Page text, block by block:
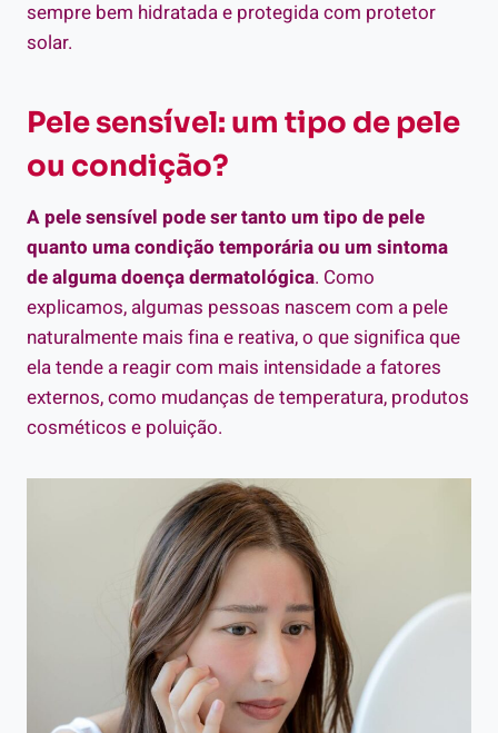
sempre bem hidratada e protegida com protetor
solar.
Pele sensível: um tipo de pele
ou condição?
A pele sensível pode ser tanto um tipo de pele
quanto uma condição temporária ou um sintoma
de alguma doença dermatológica. Como
explicamos, algumas pessoas nascem com a pele
naturalmente mais fina e reativa, o que significa que
ela tende a reagir com mais intensidade a fatores
externos, como mudanças de temperatura, produtos
cosméticos e poluição.